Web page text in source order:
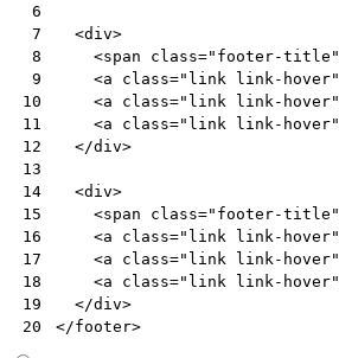
6
7
8
9
10
11
12
13
14
15
16
17
18
19
20
<div>
<span class="footer-title"
<a class="link link-hover"
<a class="link link-hover"
<a class="link link-hover"
</div>
<div>
<span class="footer-title"
<a class="link link-hover"
<a class="link link-hover"
<a class="link link-hover"
</div>
</footer>